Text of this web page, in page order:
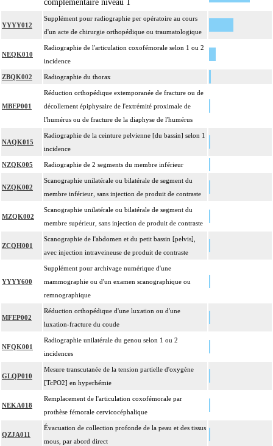
de butoir osseux.
L'arthroplastie inclut la réparation de l'appareil capsuloligamentaire par suture
ou plastie, la stabilisation de l'articulation [arthrorise] par matériel et/ou
contention par appareillage rigide externe.
L'évacuation de collection articulaire inclut le lavage de l'articulation, avec ou
sans drainage.
La reconstruction osseuse ou articulaire par greffe, transplant ou matériau inerte
non prothétique inclut l'ostéosynthèse.
13
La réduction d'une luxation, par abord direct inclut la réparation de l'appareil
capsuloligamentaire de l'articulation par suture ou plastie, la stabilisation de
l'articulation [arthrorise] par matériel et/ou la contention par appareillage rigide
externe.
L'ostéotomie inclut l'ostéosynthèse et/ou la contention par appareillage externe.
L'ostéosynthèse d'une fracture inclut sa réduction simultanée et sa contention
par appareillage externe.
La réduction orthopédique extemporanée d'une luxation inclut la contention
par confection d'un appareillage rigide externe, ou la stabilisation interne
[arthrorise] temporaire.
13
La réduction orthopédique extemporanée d'une fracture inclut la contention par
confection d'un appareillage rigide externe.
Comprend : réduction orthopédique itérative de fracture, avec gypsotomie de
réaxation
Tout acte thérapeutique, par arthroscopie inclut le nettoyage de l'articulation
traitée.
13 Toute arthrotomie inclut l'arthroscopie peropératoire éventuelle.
13
Facturation : lors de l'association d'une réduction de luxation et d'une réduction
de fracture de l'épiphyse adjacente un seul acte peut être facturé
complémentaire niveau 1
YYYY012
Supplément pour radiographie per opératoire au cours
d'un acte de chirurgie orthopédique ou traumatologique
NEQK010
Radiographie de l'articulation coxofémorale selon 1 ou 2
incidence
ZBQK002 Radiographie du thorax
MBEP001
Réduction orthopédique extemporanée de fracture ou de
décollement épiphysaire de l'extrémité proximale de
l'humérus ou de fracture de la diaphyse de l'humérus
NAQK015
Radiographie de la ceinture pelvienne [du bassin] selon 1
incidence
NZQK005 Radiographie de 2 segments du membre inférieur
NZQK002
Scanographie unilatérale ou bilatérale de segment du
membre inférieur, sans injection de produit de contraste
MZQK002
Scanographie unilatérale ou bilatérale de segment du
membre supérieur, sans injection de produit de contraste
ZCQH001
Scanographie de l'abdomen et du petit bassin [pelvis],
avec injection intraveineuse de produit de contraste
YYYY600
Supplément pour archivage numérique d'une
mammographie ou d'un examen scanographique ou
remnographique
MFEP002
Réduction orthopédique d'une luxation ou d'une
luxation-fracture du coude
NFQK001
Radiographie unilatérale du genou selon 1 ou 2
incidences
GLQP010
Mesure transcutanée de la tension partielle d'oxygène
[TcPO2] en hyperhémie
NEKA018
Remplacement de l'articulation coxofémorale par
prothèse fémorale cervicocéphalique
QZJA011
Évacuation de collection profonde de la peau et des tissus
mous, par abord direct